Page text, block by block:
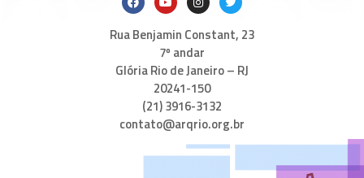
Rua Benjamin Constant, 23
7º andar
Glória Rio de Janeiro – RJ
20241-150
(21) 3916-3132
contato@arqrio.org.br